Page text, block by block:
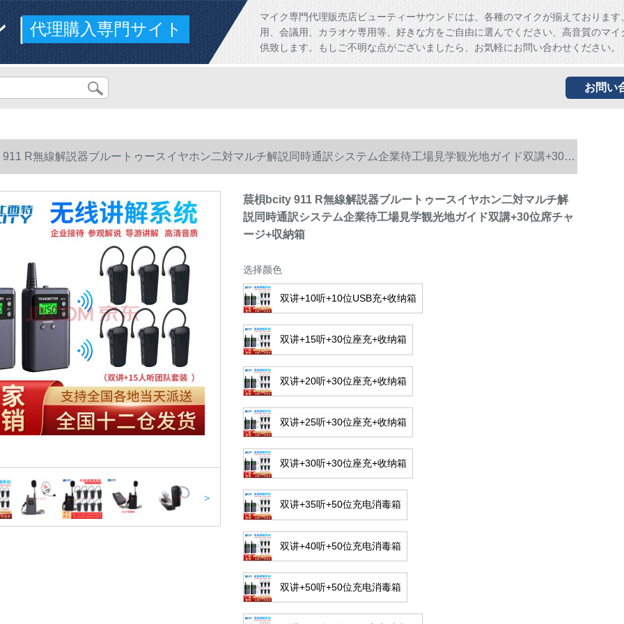
ド代理購入専門サイト
マイク専門代理販売店ビューティーサウンドには、各種のマイクが揃えております
用、会議用、カラオケ専用等、好きな方をご自由に選んでください、高音質のマイ
供致します。もしご不明な点がございましたら、お気軽にお問い合わせください。
お問い
911 R無線解説器ブルートゥースイヤホン二対マルチ解説同時通訳システム企業待工場見学観光地ガイド双講+30位
収納箱
>
莀梖bcity 911 R無線解説器ブルートゥースイヤホン二対マルチ解
説同時通訳システム企業待工場見学観光地ガイド双講+30位席チャ
ージ+収納箱
选择颜色
双讲+10听+10位USB充+收纳箱
双讲+15听+30位座充+收纳箱
双讲+20听+30位座充+收纳箱
双讲+25听+30位座充+收纳箱
双讲+30听+30位座充+收纳箱
双讲+35听+50位充电消毒箱
双讲+40听+50位充电消毒箱
双讲+50听+50位充电消毒箱